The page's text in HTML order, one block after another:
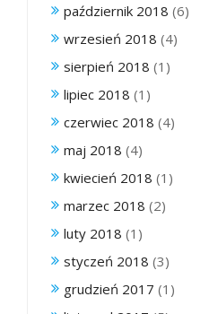
październik 2018 (6)
wrzesień 2018 (4)
sierpień 2018 (1)
lipiec 2018 (1)
czerwiec 2018 (4)
maj 2018 (4)
kwiecień 2018 (1)
marzec 2018 (2)
luty 2018 (1)
styczeń 2018 (3)
grudzień 2017 (1)